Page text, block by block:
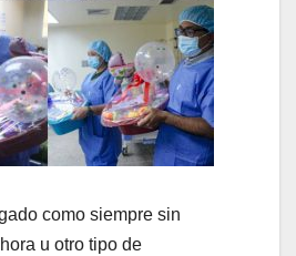
como siempre sin
u otro tipo de